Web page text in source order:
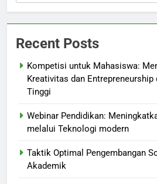
Recent Posts
Kompetisi untuk Mahasiswa:
Kreativitas dan Entrepreneurship
Tinggi
Webinar Pendidikan:
melalui Teknologi modern
Taktik Optimal Pengembangan
Akademik